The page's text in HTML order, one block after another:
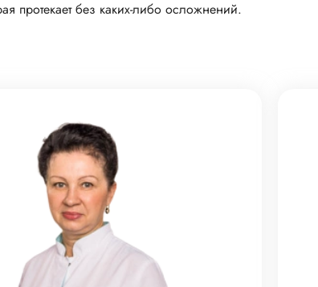
протекает без каких-либо осложнений.